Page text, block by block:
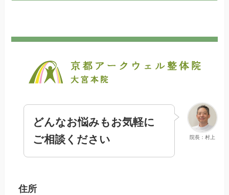
院長：村上
どんなお悩みもお気軽に
ご相談ください
住所